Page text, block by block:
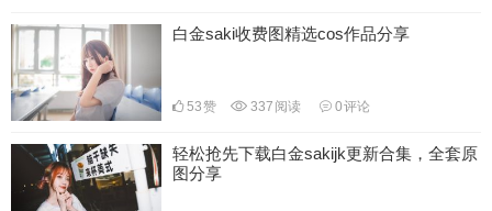
白金saki收费图精选cos作品分享
53赞 337 阅读 0评论
轻松抢先下载白金sakijk更新合集，全套原
图分享